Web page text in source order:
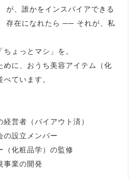
が、誰かをインスパイアできる
存在になれたら ── それが、私
ちょっとマシ」を。
めに、おうち美容アイテム（化
ています。
経営者（バイアウト済）
の設立メンバー
（化粧品学）の監修
事業の開発